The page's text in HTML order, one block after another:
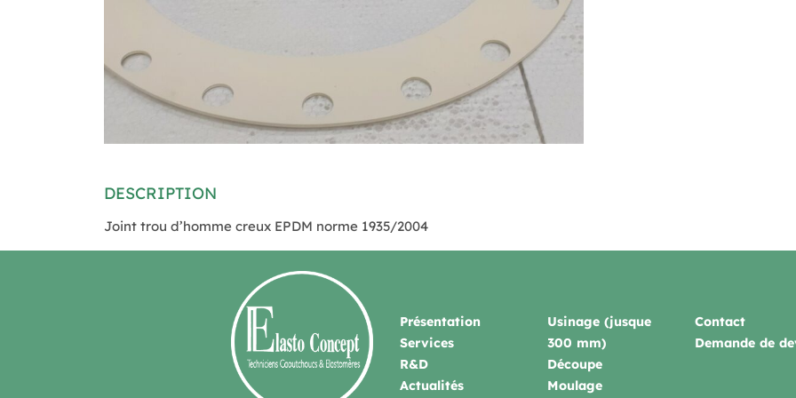
DESCRIPTION
Joint trou d’homme creux EPDM norme 1935/2004
Présentation
Services
R&D
Actualités
Usinage (jusque
300 mm)
Découpe
Moulage
Contact
Demande de